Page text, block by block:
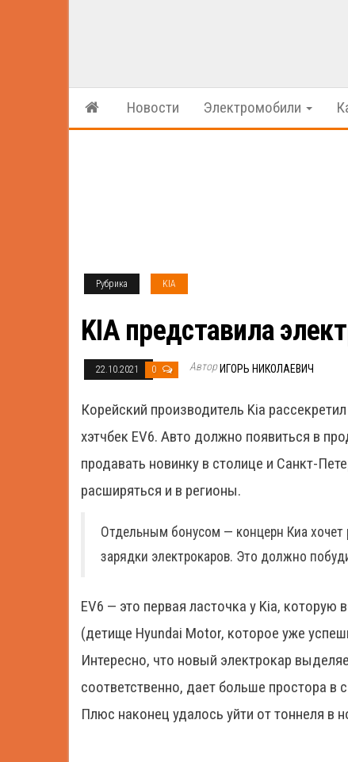
Новости Электромобили
Рубрика KIA
KIA представила
22.10.2021 0 Автор ИГОРЬ НИКОЛАЕВИЧ
Корейский производитель Kia
хэтчбек EV6. Авто должно появиться в
продавать новинку в столице и Санкт-
расширяться и в регионы.
Отдельным бонусом — концерн Киа хочет
зарядки электрокаров. Это должно
EV6 — это первая ласточка у Kia, которую
(детище Hyundai Motor, которое уже
Интересно, что новый электрокар
соответственно, дает больше простора в
Плюс наконец удалось уйти от тоннеля в